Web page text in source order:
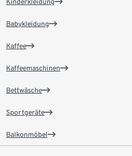
Kinderkleidung
Babykleidung
Kaffee
Kaffeemaschinen
Bettwäsche
Sportgeräte
Balkonmöbel